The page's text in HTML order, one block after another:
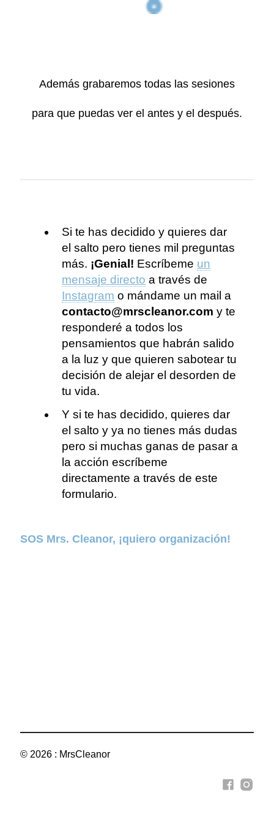
Además grabaremos todas las sesiones
para que puedas ver el antes y el después.
Si te has decidido y quieres dar
el salto pero tienes mil preguntas
más. ¡Genial! Escríbeme un
mensaje directo a través de
Instagram o mándame un mail a
contacto@mrscleanor.com y te
responderé a todos los
pensamientos que habrán salido
a la luz y que quieren sabotear tu
decisión de alejar el desorden de
tu vida.
Y si te has decidido, quieres dar
el salto y ya no tienes más dudas
pero si muchas ganas de pasar a
la acción escríbeme
directamente a través de este
formulario.
SOS Mrs. Cleanor, ¡quiero organización!
© 2026 : MrsCleanor